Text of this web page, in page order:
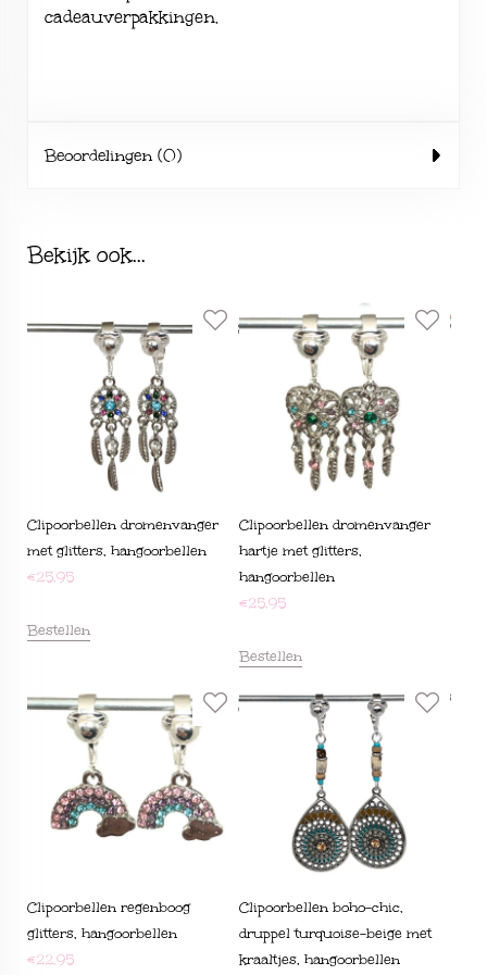
cadeauverpakkingen.
Beoordelingen (0)
Bekijk ook...
Clipoorbellen dromenvanger
met glitters, hangoorbellen
€25,95
Bestellen
Clipoorbellen dromenvanger
hartje met glitters,
hangoorbellen
€25,95
Bestellen
Clipoorbellen regenboog
glitters, hangoorbellen
€22,95
Clipoorbellen boho-chic,
druppel turquoise-beige met
kraaltjes, hangoorbellen